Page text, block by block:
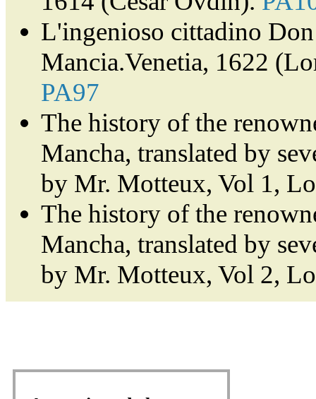
L'ingenioso cittadino
Mancia.Venetia, 1622
PA97
The history of the
Mancha, translated by
by Mr. Motteux, Vol 1,
The history of the
Mancha, translated by
by Mr. Motteux, Vol 2,